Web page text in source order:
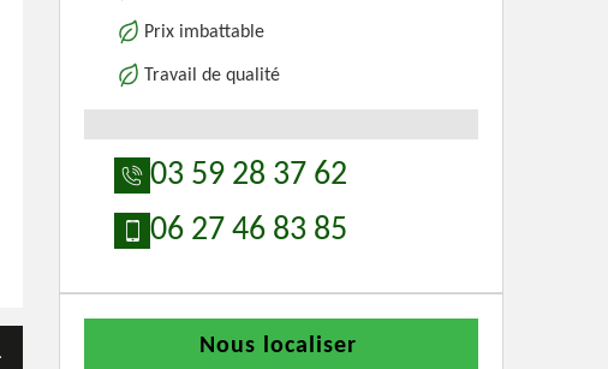
Prix imbattable
Travail de qualité
03 59 28 37 62
06 27 46 83 85
Nous localiser